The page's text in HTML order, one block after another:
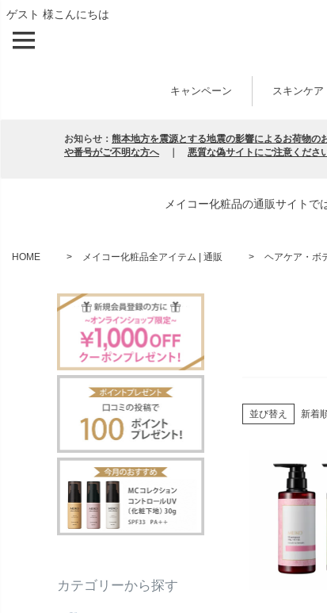
ゲスト 様こんにちは
キャンペーン スキンケア
お知らせ： 熊本地方を震源とする地震の影響によるお荷物の
や番号がご不明な方へ｜ 悪質な偽サイトにご注意くださ
メイコー化粧品の通販サイトで
HOME メイコー化粧品全アイテム | 通販 ヘアケア・ボ
カテゴリーから探す
並び替え 新着